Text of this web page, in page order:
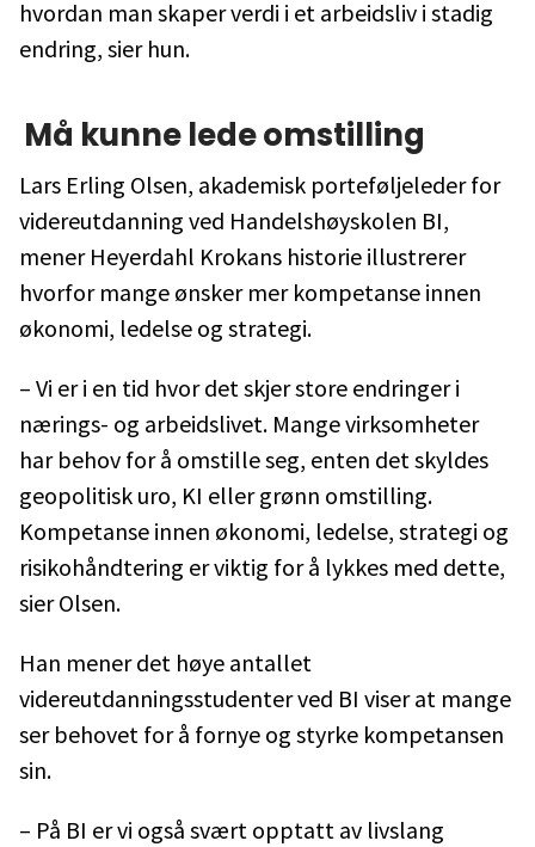
hvordan man skaper verdi i et arbeidsliv i stadig
endring, sier hun.
Må kunne lede omstilling
Lars Erling Olsen, akademisk porteføljeleder for
videreutdanning ved Handelshøyskolen BI,
mener Heyerdahl Krokans historie illustrerer
hvorfor mange ønsker mer kompetanse innen
økonomi, ledelse og strategi.
– Vi er i en tid hvor det skjer store endringer i
nærings- og arbeidslivet. Mange virksomheter
har behov for å omstille seg, enten det skyldes
geopolitisk uro, KI eller grønn omstilling.
Kompetanse innen økonomi, ledelse, strategi og
risikohåndtering er viktig for å lykkes med dette,
sier Olsen.
Han mener det høye antallet
videreutdanningsstudenter ved BI viser at mange
ser behovet for å fornye og styrke kompetansen
sin.
– På BI er vi også svært opptatt av livslang